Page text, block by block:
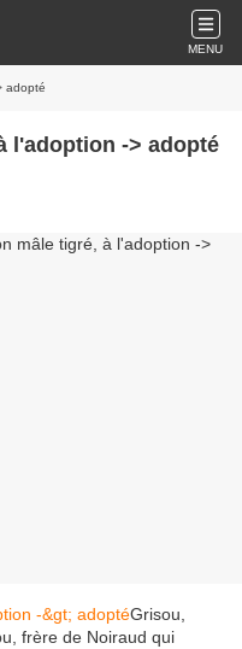
MENU
adopté
l'adoption -> adopté
Grisou,
frère de Noiraud qui